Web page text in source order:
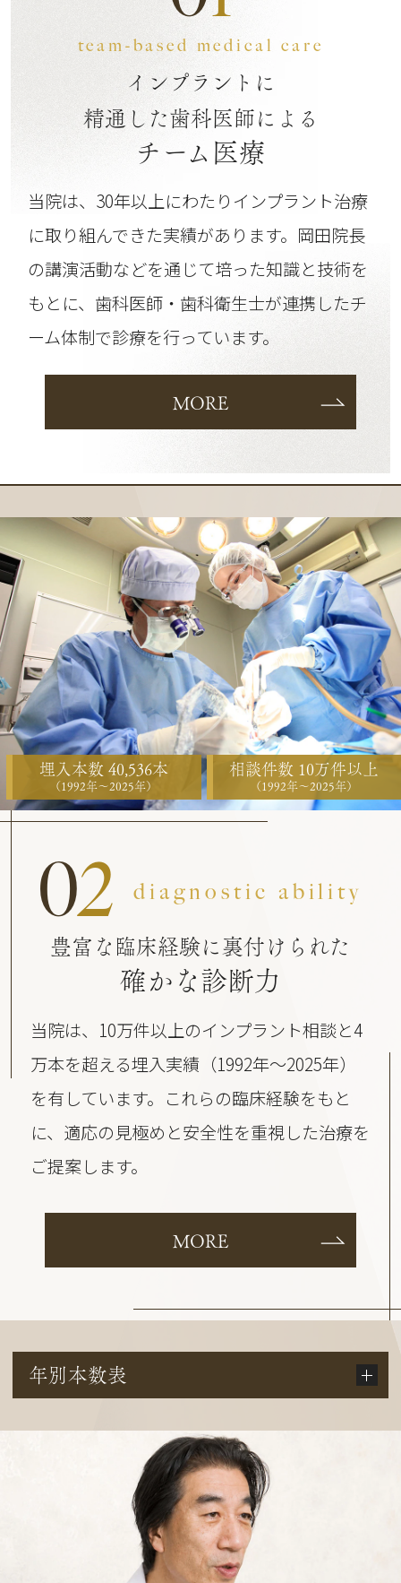
team-based medical care
インプラントに
精通した歯科医師による
チーム医療
当院は、30年以上にわたりインプラント治療
に取り組んできた実績があります。 岡田院長
の講演活動などを通じて培った知識と技術を
もとに、歯科医師・歯科衛生士が連携したチ
ーム体制で診療を行っています。
MORE
埋入本数 40,536本
（1992年〜2025年）
相談件数 10万件以上
（1992年〜2025年）
02 diagnostic ability
豊富な臨床経験に裏付けられた
確かな診断力
当院は、10万件以上のインプラント相談と4
万本を超える埋入実績（1992年〜2025年）
を有しています。これらの臨床経験をもと
に、適応の見極めと安全性を重視した治療を
ご提案します。
MORE
年別本数表